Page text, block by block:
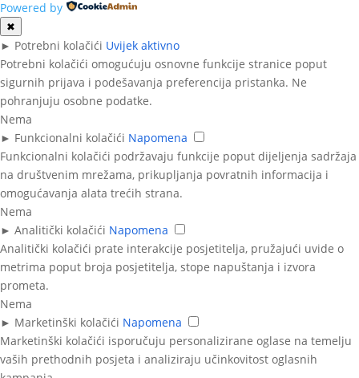
Powered by
✖
► Potrebni kolačići Uvijek aktivno
Potrebni kolačići omogućuju osnovne funkcije stranice poput
sigurnih prijava i podešavanja preferencija pristanka. Ne
pohranjuju osobne podatke.
Nema
► Funkcionalni kolačići Napomena
Funkcionalni kolačići podržavaju funkcije poput dijeljenja sadržaja
na društvenim mrežama, prikupljanja povratnih informacija i
omogućavanja alata trećih strana.
Nema
► Analitički kolačići Napomena
Analitički kolačići prate interakcije posjetitelja, pružajući uvide o
metrima poput broja posjetitelja, stope napuštanja i izvora
prometa.
Nema
► Marketinški kolačići Napomena
Marketinški kolačići isporučuju personalizirane oglase na temelju
vaših prethodnih posjeta i analiziraju učinkovitost oglasnih